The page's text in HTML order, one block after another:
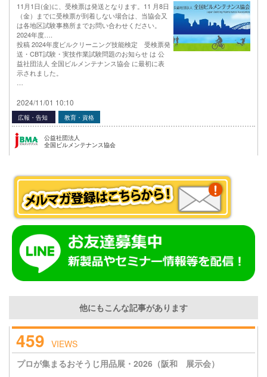
11月1日(金)に、受検票は発送となります。11 月8日
（金）までに受検票が到着しない場合は、当協会又
は各地区試験事務所までお問い合わせください。
2024年度….
投稿 2024年度ビルクリーニング技能検定 受検票発
送・CBT試験・実技作業試験問題のお知らせ は 公
益社団法人 全国ビルメンテナンス協会 に最初に表
示されました。
2024/11/01 10:10
広報・告知 教育・資格
公益社団法人
全国ビルメンテナンス協会
他にもこんな記事があります
459 VIEWS
プロが集まるおそうじ用品展・2026（阪和 展示会）